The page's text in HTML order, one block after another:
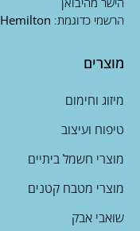
הרשמי כדוגמת: Hemilton, שריג
מוצרים
מיזוג וחימום
טיפוח ועיצוב
מוצרי חשמל ביתיים
מוצרי מטבח קטנים
שואבי אבק